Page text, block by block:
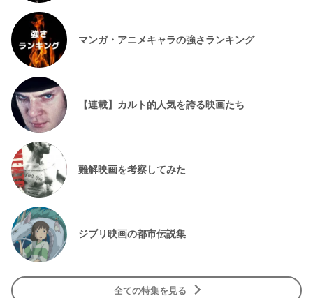
マンガ・アニメキャラの強さランキング
【連載】カルト的人気を誇る映画たち
難解映画を考察してみた
ジブリ映画の都市伝説集
全ての特集を見る